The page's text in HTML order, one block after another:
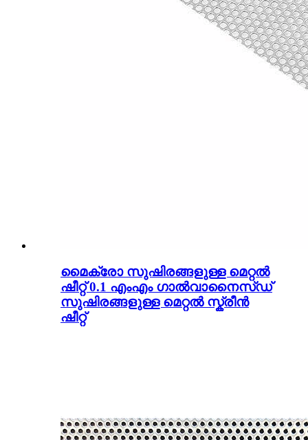
മൈക്രോ സുഷിരങ്ങളുള്ള മെറ്റൽ
ഷീറ്റ് 0.1 എംഎം ഗാൽവാനൈസ്ഡ്
സുഷിരങ്ങളുള്ള മെറ്റൽ സ്ക്രീൻ
ഷീറ്റ്